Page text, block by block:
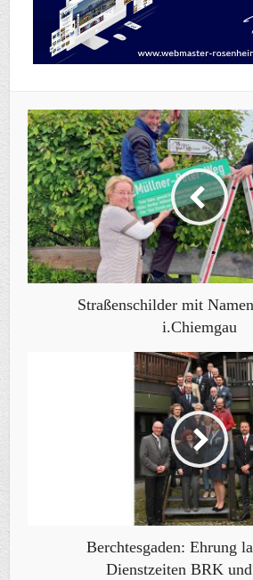
Straßenschilder mit
i.Chiemgau
Berchtesgaden: Ehrung
Dienstzeiten BRK